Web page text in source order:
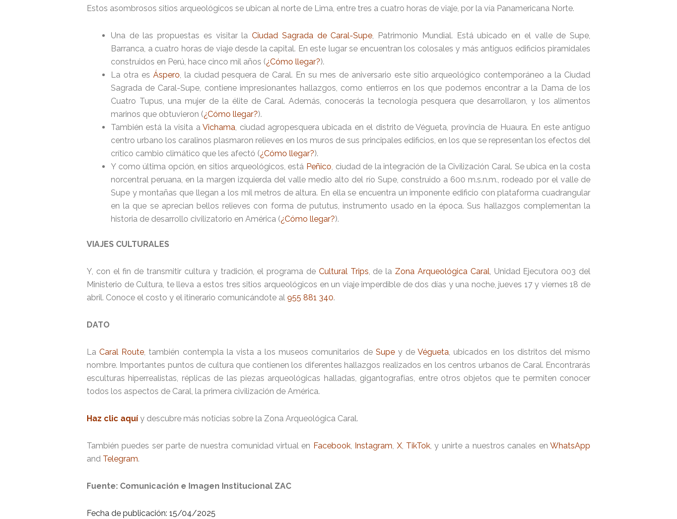
Estos asombrosos sitios arqueológicos se ubican al norte de Lima, entre tres a cuatro horas de viaje, por la vía Panamericana Norte.
Una de las propuestas es visitar laCiudad Sagrada de Caral-Supe, Patrimonio Mundial. Está ubicado en el valle de Supe,
Barranca, a cuatro horas de viaje desde la capital. En este lugar se encuentran los colosales y más antiguos edificios piramidales
construidos en Perú, hace cinco mil años (¿Cómo llegar?).
La otra es Áspero, la ciudad pesquera de Caral. En su mes de aniversario este sitio arqueológico contemporáneo a la Ciudad
Sagrada de Caral-Supe, contiene impresionantes hallazgos, como entierros en los que podemos encontrar a la Dama de los
Cuatro Tupus, una mujer de la élite de Caral. Además, conocerás la tecnología pesquera que desarrollaron, y los alimentos
marinos que obtuvieron (¿Cómo llegar?).
También está la visita aVichama, ciudad agropesquera ubicada en el distrito de Végueta, provincia de Huaura. En este antiguo
centro urbano los caralinos plasmaron relieves en los muros de sus principales edificios, en los que se representan los efectos del
crítico cambio climático que les afectó (¿Cómo llegar?).
Y como última opción, en sitios arqueológicos, está Peñico, ciudad de la integración de la Civilización Caral. Se ubica en la costa
norcentral peruana, en la margen izquierda del valle medio alto del río Supe, construido a 600 m.s.n.m., rodeado por el valle de
Supe y montañas que llegan a los mil metros de altura. En ella se encuentra un imponente edificio con plataforma cuadrangular
en la que se aprecian bellos relieves con forma de pututus, instrumento usado en la época. Sus hallazgos complementan la
historia de desarrollo civilizatorio en América (¿Cómo llegar?).
VIAJES CULTURALES
Y, con el fin de transmitir cultura y tradición, el programa de Cultural Trips, de la Zona Arqueológica Caral, Unidad Ejecutora 003 del
Ministerio de Cultura, te lleva a estos tres sitios arqueológicos en un viaje imperdible de dos días y una noche, jueves 17 y viernes 18 de
abril. Conoce el costo y el itinerario comunicándote al 955 881 340.
DATO
LaCaral Route, también contempla la vista a los museos comunitarios de Supey deVégueta, ubicados en los distritos del mismo
nombre. Importantes puntos de cultura que contienen los diferentes hallazgos realizados en los centros urbanos de Caral. Encontrarás
esculturas hiperrealistas, réplicas de las piezas arqueológicas halladas, gigantografías, entre otros objetos que te permiten conocer
todos los aspectos de Caral, la primera civilización de América.
Haz clic aquí y descubre más noticias sobre la Zona Arqueológica Caral.
También puedes ser parte de nuestra comunidad virtual en Facebook, Instagram, X, TikTok, y unirte a nuestros canales enWhatsApp
and Telegram.
Fuente: Comunicación e Imagen Institucional ZAC
Fecha de publicación: 15/04/2025